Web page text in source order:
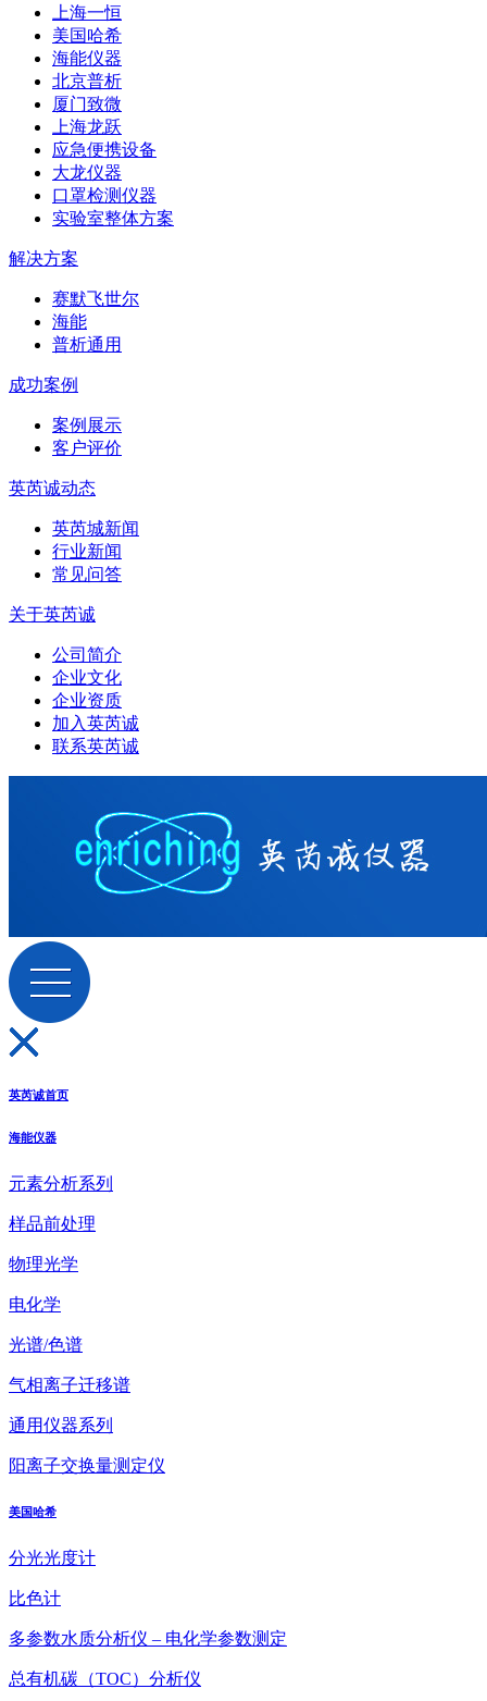
上海一恒
美国哈希
海能仪器
北京普析
厦门致微
上海龙跃
应急便携设备
大龙仪器
口罩检测仪器
实验室整体方案
解决方案
赛默飞世尔
海能
普析通用
成功案例
案例展示
客户评价
英芮诚动态
英芮城新闻
行业新闻
常见问答
关于英芮诚
公司简介
企业文化
企业资质
加入英芮诚
联系英芮诚
英芮诚首页
海能仪器
元素分析系列
样品前处理
物理光学
电化学
光谱/色谱
气相离子迁移谱
通用仪器系列
阳离子交换量测定仪
美国哈希
分光光度计
比色计
多参数水质分析仪 – 电化学参数测定
总有机碳（TOC）分析仪